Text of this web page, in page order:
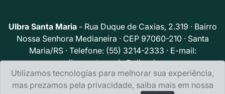
Ulbra Santa Maria- Rua Duque de Caxias, 2.319 · Bairro
Nossa Senhora Medianeira · CEP 97060-210 · Santa
Maria/RS · Telefone: (55) 3214-2333 · E-mail:
ulbrasantamaria@ulbra.br
Política de privacidade
Utilizamos tecnologias para melhorar sua experiência,
mas prezamos pela privacidade, saiba mais em nossa